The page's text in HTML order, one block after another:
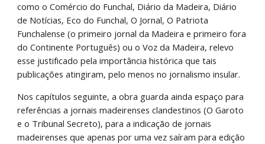
como o Comércio do Funchal, Diário da Madeira, Diário
de Notícias, Eco do Funchal, O Jornal, O Patriota
Funchalense (o primeiro jornal da Madeira e primeiro fora
do Continente Português) ou o Voz da Madeira, relevo
esse justificado pela importância histórica que tais
publicações atingiram, pelo menos no jornalismo insular.
Nos capítulos seguinte, a obra guarda ainda espaço para
referências a jornais madeirenses clandestinos (O Garoto
e o Tribunal Secreto), para a indicação de jornais
madeirenses que apenas por uma vez saíram para edição